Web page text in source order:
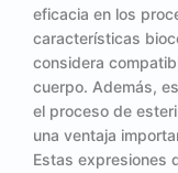
eficacia en los
características
considera
cuerpo. Además,
el proceso de
una ventaja
Estas expresiones